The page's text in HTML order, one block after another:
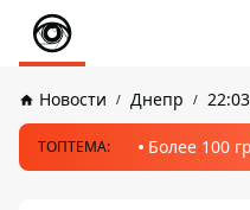
Новости Днепр
ТОПТЕМА: Более 100